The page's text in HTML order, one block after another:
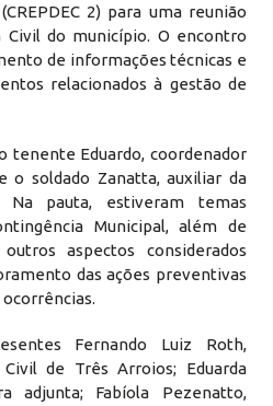
2) para uma reunião
do município. O encontro
de informações técnicas e
relacionados à gestão de
tenente Eduardo, coordenador
o soldado Zanatta, auxiliar da
Na pauta, estiveram temas
Municipal, além de
aspectos considerados
das ações preventivas
Fernando Luiz Roth,
de Três Arroios; Eduarda
adjunta; Fabíola Pezenatto,